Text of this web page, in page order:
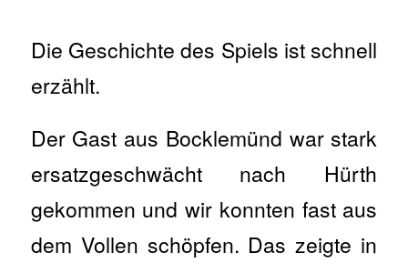
Die Geschichte des Spiels ist schnell
erzählt.
Der Gast aus Bocklemünd war stark
ersatzgeschwächt nach Hürth
gekommen und wir konnten fast aus
dem Vollen schöpfen. Das zeigte in